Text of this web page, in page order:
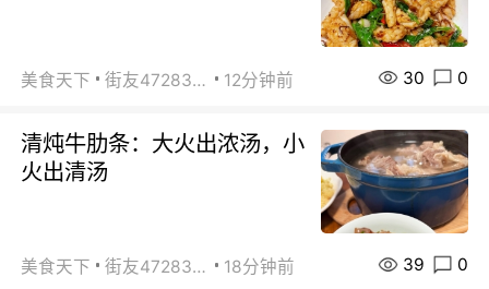
美食天下 街友472838572 12分钟前 30 0
清炖牛肋条：大火出浓汤，小
火出清汤
美食天下 街友472838572 18分钟前 39 0